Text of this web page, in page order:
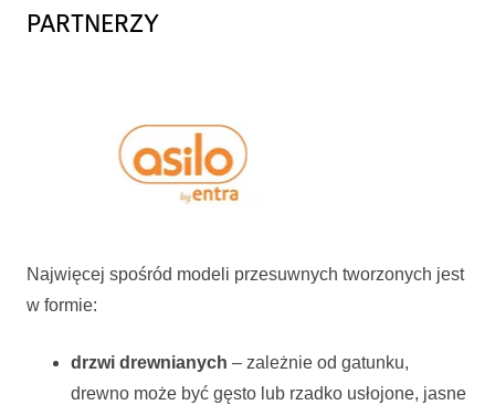
PARTNERZY
Najwięcej spośród modeli przesuwnych tworzonych jest
w formie:
drzwi drewnianych – zależnie od gatunku,
drewno może być gęsto lub rzadko usłojone, jasne